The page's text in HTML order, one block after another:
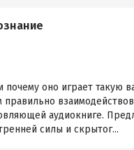
почему оно играет
правильно
аудиокниге.
силы и скрытог...